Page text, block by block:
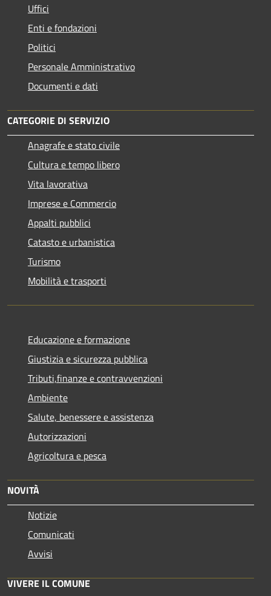
Uffici
Enti e fondazioni
Politici
Personale Amministrativo
Documenti e dati
CATEGORIE DI SERVIZIO
Anagrafe e stato civile
Cultura e tempo libero
Vita lavorativa
Imprese e Commercio
Appalti pubblici
Catasto e urbanistica
Turismo
Mobilità e trasporti
Educazione e formazione
Giustizia e sicurezza pubblica
Tributi,finanze e contravvenzioni
Ambiente
Salute, benessere e assistenza
Autorizzazioni
Agricoltura e pesca
NOVITÀ
Notizie
Comunicati
Avvisi
VIVERE IL COMUNE